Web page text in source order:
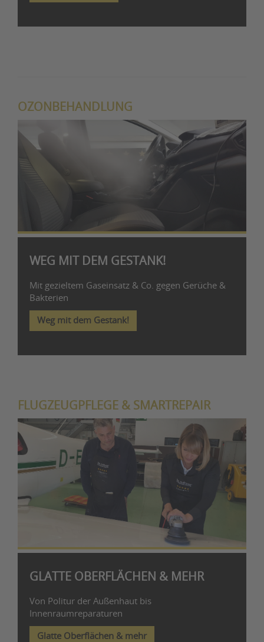
OZONBEHANDLUNG
WEG MIT DEM GESTANK!
Mit gezieltem Gaseinsatz & Co. gegen Gerüche &
Bakterien
Weg mit dem Gestank!
FLUGZEUGPFLEGE & SMARTREPAIR
GLATTE OBERFLÄCHEN & MEHR
Von Politur der Außenhaut bis
Innenraumreparaturen
Glatte Oberflächen & mehr